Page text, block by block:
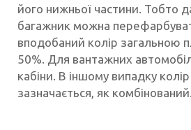
його нижньої частини. Тобто
багажник можна
вподобаний колір загальною
50%. Для вантажних
кабіни. В іншому випадку
зазначається, як комбінований.